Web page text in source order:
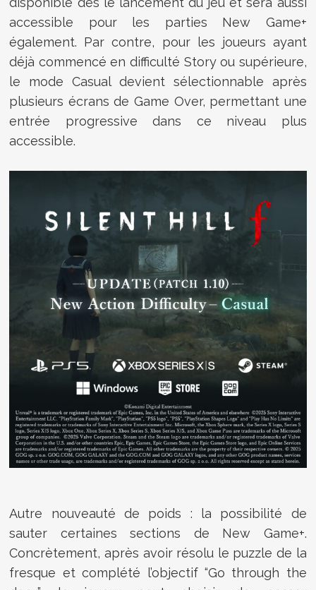
accessible pour les parties New Game+
également. Par contre, pour les joueurs ayant
déjà commencé en difficulté Story ou supérieure,
le mode Casual devient sélectionnable après
plusieurs écrans de Game Over, permettant une
entrée progressive dans ce niveau plus
accessible.
Autre nouveauté de poids : la possibilité de
sauter certaines sections de New Game+.
Concrètement, après avoir résolu le puzzle de la
fresque et complété l’objectif “Go through the